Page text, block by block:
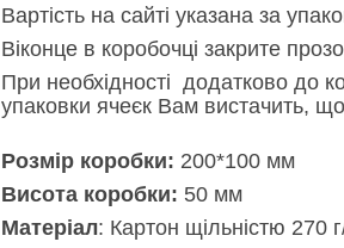
Вартість на сайті указана за
Віконце в коробочці закрите
При необхідності додатково до
упаковки ячеєк Вам вистачить,
Розмір коробки: 200*100 мм
Висота коробки: 50 мм
Матеріал: Картон щільністю 270